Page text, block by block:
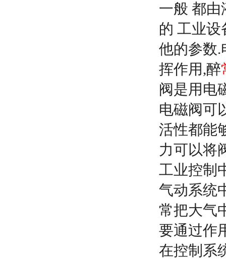
一般 都由
的 工业设
他的参数.
挥作用,醉
阀是用电
电磁阀可
活性都能
力可以将
工业控制
气动系统
常把大气
要通过作
在控制系